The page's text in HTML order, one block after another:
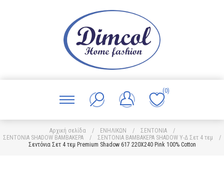
(0)
Αρχική σελίδα / ΕΝΗΛΙΚΩΝ / ΣΕΝΤΟΝΙΑ
/
ΣΕΝΤΟΝΙΑ SHADOW ΒΑΜΒΑΚΕΡΑ
/ ΣΕΝΤΟΝΙΑ ΒΑΜΒΑΚΕΡΑ SHADOW Υ-Δ Σετ 4 τεμ
/
Σεντόνια Σετ 4 τεμ Premium Shadow 617 220X240 Pink 100% Cotton